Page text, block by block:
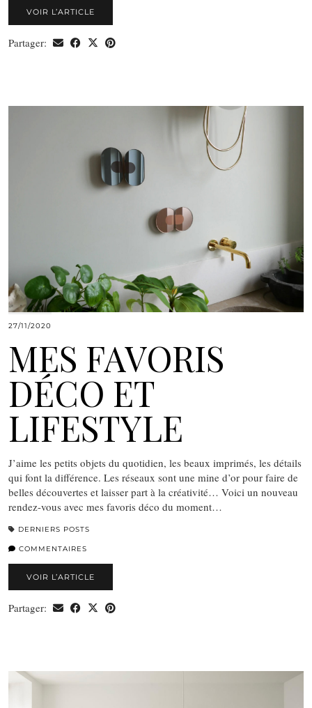
VOIR L’ARTICLE
Partager:
27/11/2020
MES FAVORIS
DÉCO ET
LIFESTYLE
J’aime les petits objets du quotidien, les beaux imprimés, les détails
qui font la différence. Les réseaux sont une mine d’or pour faire de
belles découvertes et laisser part à la créativité… Voici un nouveau
rendez-vous avec mes favoris déco du moment…
DERNIERS POSTS
COMMENTAIRES
VOIR L’ARTICLE
Partager: